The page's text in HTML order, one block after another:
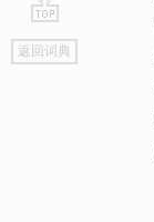
go
top
返回词典